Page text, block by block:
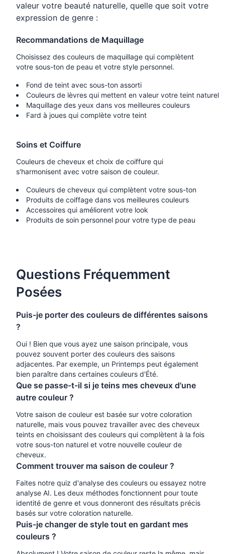
valeur votre beauté naturelle, quelle que soit votre
expression de genre :
Recommandations de Maquillage
Choisissez des couleurs de maquillage qui complètent
votre sous-ton de peau et votre style personnel.
Fond de teint avec sous-ton assorti
Couleurs de lèvres qui mettent en valeur votre teint naturel
Maquillage des yeux dans vos meilleures couleurs
Fard à joues qui complète votre teint
Soins et Coiffure
Couleurs de cheveux et choix de coiffure qui
s'harmonisent avec votre saison de couleur.
Couleurs de cheveux qui complètent votre sous-ton
Produits de coiffage dans vos meilleures couleurs
Accessoires qui améliorent votre look
Produits de soin personnel pour votre type de peau
Questions Fréquemment
Posées
Puis-je porter des couleurs de différentes saisons
?
Oui ! Bien que vous ayez une saison principale, vous
pouvez souvent porter des couleurs des saisons
adjacentes. Par exemple, un Printemps peut également
bien paraître dans certaines couleurs d'Été.
Que se passe-t-il si je teins mes cheveux d'une
autre couleur ?
Votre saison de couleur est basée sur votre coloration
naturelle, mais vous pouvez travailler avec des cheveux
teints en choisissant des couleurs qui complètent à la fois
votre sous-ton naturel et votre nouvelle couleur de
cheveux.
Comment trouver ma saison de couleur ?
Faites notre quiz d'analyse des couleurs ou essayez notre
analyse AI. Les deux méthodes fonctionnent pour toute
identité de genre et vous donneront des résultats précis
basés sur votre coloration naturelle.
Puis-je changer de style tout en gardant mes
couleurs ?